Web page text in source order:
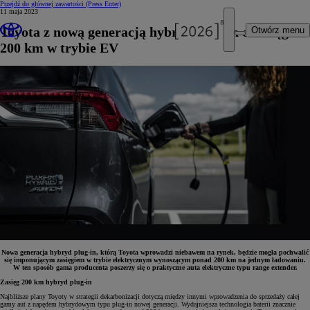
Przejdź do głównej zawartości (Press Enter)
Otwórz menu
11 maja 2023
Toyota z nową generacją hybryd plug-in o zasięgu
200 km w trybie EV
Nowa generacja hybryd plug-in, którą Toyota wprowadzi niebawem na rynek, będzie mogła pochwalić
się imponującym zasięgiem w trybie elektrycznym wynoszącym ponad 200 km na jednym ładowaniu.
W ten sposób gama producenta poszerzy się o praktyczne auta elektryczne typu range extender.
Zasięg 200 km hybryd plug-in
Najbliższe plany Toyoty w strategii dekarbonizacji dotyczą między innymi wprowadzenia do sprzedaży całej
gamy aut z napędem hybrydowym typu plug-in nowej generacji. Wydajniejsza technologia baterii znacznie